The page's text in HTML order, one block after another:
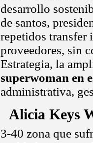
desarrollo
de santos,
repetidos transfer
proveedores, sin
Estrategia, la
superwoman en
administrativa,
Alicia Keys
3-40 zona que